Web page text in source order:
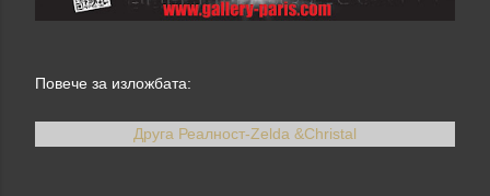
Повече за изложбата:
Друга Реалност-Zelda &Christal